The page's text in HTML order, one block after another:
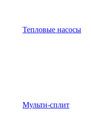
Тепловые насосы
Мульти-сплит